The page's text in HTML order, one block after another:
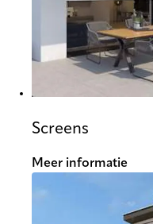
Screens
Meer informatie